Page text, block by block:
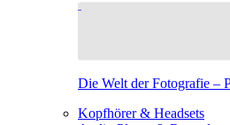
Die Welt der Fotografie –
Kopfhörer & Headsets